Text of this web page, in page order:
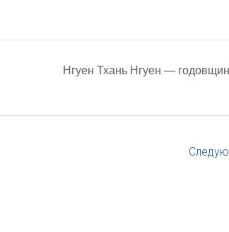
Нгуен Тхань Нгуен —